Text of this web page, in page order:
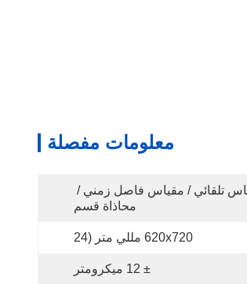
معلومات مفصلة
محاذاة قسم
620x720 مللي متر (24
± 12 ميكرومتر